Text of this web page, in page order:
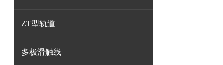
ZT型轨道
多极滑触线